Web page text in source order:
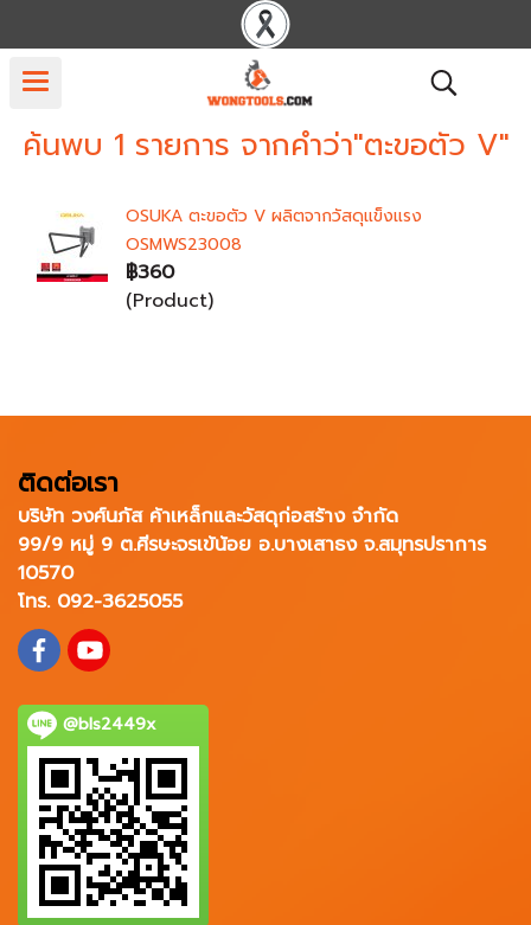
ค้นพบ 1 รายการ จากคำว่า"ตะขอตัว V"
OSUKA ตะขอตัว V ผลิตจากวัสดุแข็งแรง
OSMWS23008
฿360
(Product)
ติดต่อเรา
บริษัท วงศ์นภัส ค้าเหล็กและวัสดุก่อสร้าง จำกัด
99/9 หมู่ 9 ต.ศีรษะจรเข้น้อย อ.บางเสาธง จ.สมุทรปราการ
10570
โทร. 092-3625055
@bls2449x